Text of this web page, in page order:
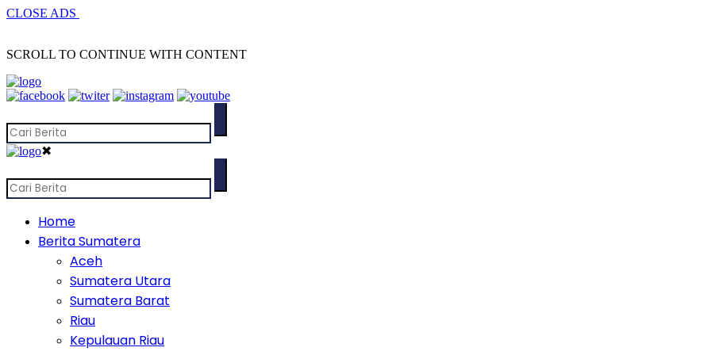
CLOSE ADS
SCROLL TO CONTINUE WITH CONTENT
✖
Home
Berita Sumatera
Aceh
Sumatera Utara
Sumatera Barat
Riau
Kepulauan Riau